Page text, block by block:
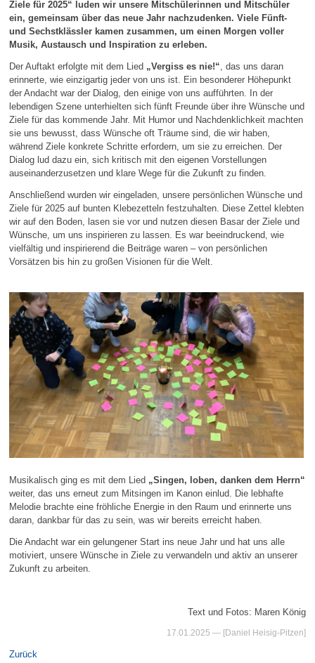
Ziele für 2025“ luden wir unsere Mitschülerinnen und Mitschüler
ein, gemeinsam über das neue Jahr nachzudenken. Viele Fünft-
und Sechstklässler kamen zusammen, um einen Morgen voller
Musik, Austausch und Inspiration zu erleben.
Der Auftakt erfolgte mit dem Lied „Vergiss es nie!“, das uns daran
erinnerte, wie einzigartig jeder von uns ist. Ein besonderer Höhepunkt
der Andacht war der Dialog, den einige von uns aufführten. In der
lebendigen Szene unterhielten sich fünft Freunde über ihre Wünsche und
Ziele für das kommende Jahr. Mit Humor und Nachdenklichkeit machten
sie uns bewusst, dass Wünsche oft Träume sind, die wir haben,
während Ziele konkrete Schritte erfordern, um sie zu erreichen. Der
Dialog lud dazu ein, sich kritisch mit den eigenen Vorstellungen
auseinanderzusetzen und klare Wege für die Zukunft zu finden.
Anschließend wurden wir eingeladen, unsere persönlichen Wünsche und
Ziele für 2025 auf bunten Klebezetteln festzuhalten. Diese Zettel klebten
wir auf den Boden, lasen sie vor und nutzen diesen Basar der Ziele und
Wünsche, um uns inspirieren zu lassen. Es war beeindruckend, wie
vielfältig und inspirierend die Beiträge waren – von persönlichen
Vorsätzen bis hin zu großen Visionen für die Welt.
Musikalisch ging es mit dem Lied „Singen, loben, danken dem Herrn“
weiter, das uns erneut zum Mitsingen im Kanon einlud. Die lebhafte
Melodie brachte eine fröhliche Energie in den Raum und erinnerte uns
daran, dankbar für das zu sein, was wir bereits erreicht haben.
Die Andacht war ein gelungener Start ins neue Jahr und hat uns alle
motiviert, unsere Wünsche in Ziele zu verwandeln und aktiv an unserer
Zukunft zu arbeiten.
Text und Fotos: Maren König
17.01.2025 — [Daniel Heisig-Pitzen]
Zurück